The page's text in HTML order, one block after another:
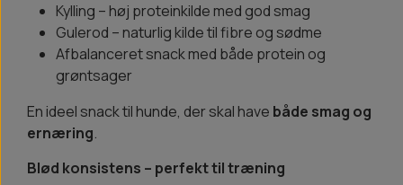
Kylling – høj proteinkilde med god smag
Gulerod – naturlig kilde til fibre og sødme
Afbalanceret snack med både protein og
grøntsager
En ideel snack til hunde, der skal have både smag og
ernæring.
Blød konsistens – perfekt til træning